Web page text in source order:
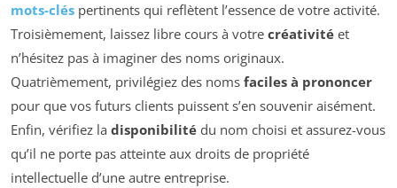
mots-clés pertinents qui reflètent l’essence de votre activité.
Troisièmement, laissez libre cours à votre créativité et
n’hésitez pas à imaginer des noms originaux.
Quatrièmement, privilégiez des noms faciles à prononcer
pour que vos futurs clients puissent s’en souvenir aisément.
Enfin, vérifiez la disponibilité du nom choisi et assurez-vous
qu’il ne porte pas atteinte aux droits de propriété
intellectuelle d’une autre entreprise.